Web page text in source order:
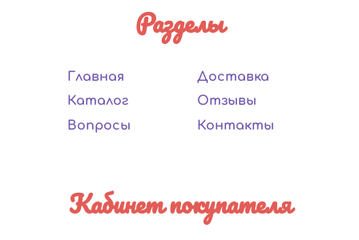
Разделы
Главная
Каталог
Вопросы
Доставка
Отзывы
Контакты
Кабинет покупателя